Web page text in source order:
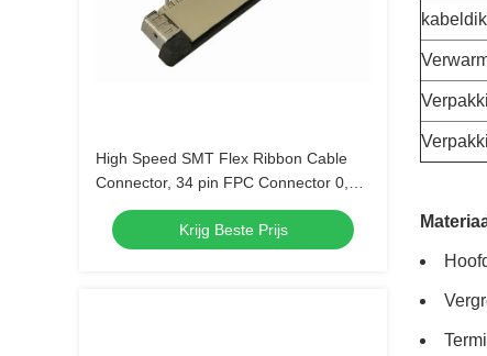
High Speed SMT Flex Ribbon Cable
Connector, 34 pin FPC Connector 0,5
Krijg Beste Prijs